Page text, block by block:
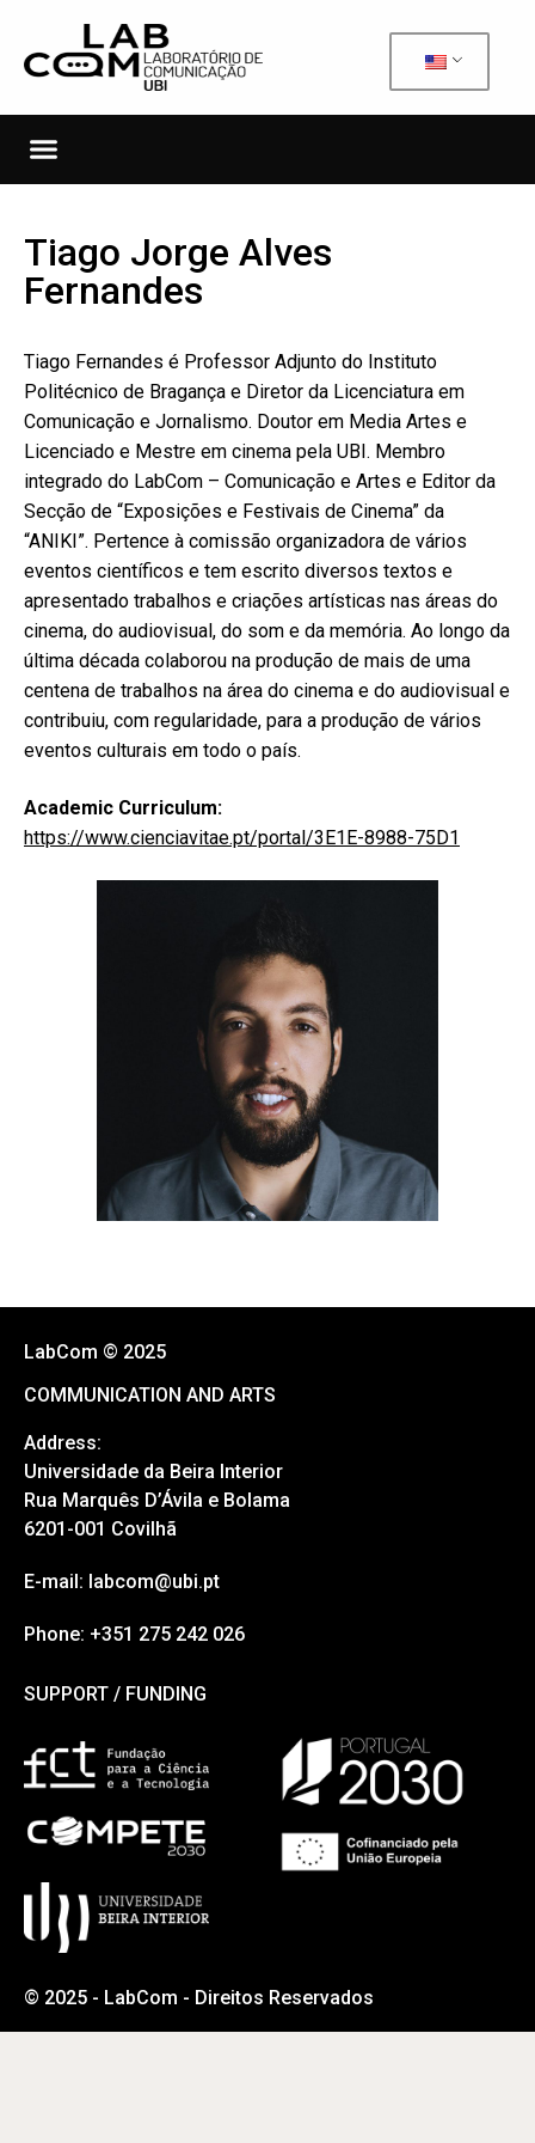
Tiago Jorge Alves
Fernandes
Tiago Fernandes é Professor Adjunto do Instituto
Politécnico de Bragança e Diretor da Licenciatura em
Comunicação e Jornalismo. Doutor em Media Artes e
Licenciado e Mestre em cinema pela UBI. Membro
integrado do LabCom – Comunicação e Artes e Editor da
Secção de “Exposições e Festivais de Cinema” da
“ANIKI”. Pertence à comissão organizadora de vários
eventos científicos e tem escrito diversos textos e
apresentado trabalhos e criações artísticas nas áreas do
cinema, do audiovisual, do som e da memória. Ao longo da
última década colaborou na produção de mais de uma
centena de trabalhos na área do cinema e do audiovisual e
contribuiu, com regularidade, para a produção de vários
eventos culturais em todo o país.
Academic Curriculum:
https://www.cienciavitae.pt/portal/3E1E-8988-75D1
LabCom © 2025
COMMUNICATION AND ARTS
Address:
Universidade da Beira Interior
Rua Marquês D’Ávila e Bolama
6201-001 Covilhã
E-mail: labcom@ubi.pt
Phone: +351 275 242 026
SUPPORT / FUNDING
© 2025 - LabCom - Direitos Reservados